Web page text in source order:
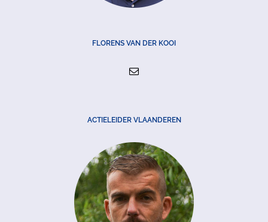
FLORENS VAN DER KOOI
ACTIELEIDER VLAANDEREN